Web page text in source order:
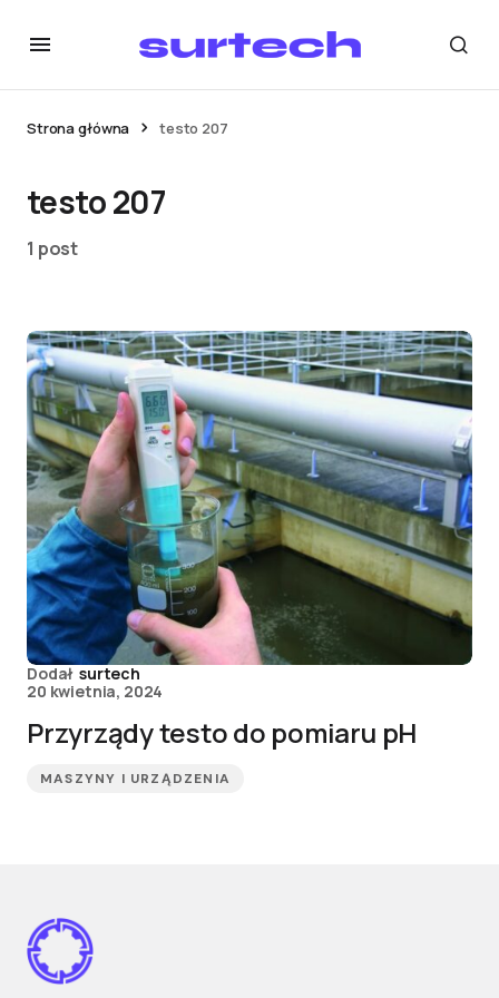
Strona główna testo 207
testo 207
1 post
Dodał surtech
20 kwietnia, 2024
Przyrządy testo do pomiaru pH
MASZYNY I URZĄDZENIA